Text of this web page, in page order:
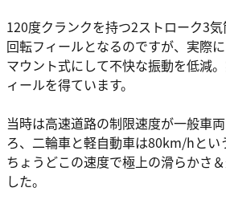
120度クランクを持つ2ストローク3
回転フィールとなるのですが、実際
マウント式にして不快な振動を低減
ィールを得ています。
当時は高速道路の制限速度が一般車
ろ、二輪車と軽自動車は80km/hとい
ちょうどこの速度で極上の滑らかさ
した。